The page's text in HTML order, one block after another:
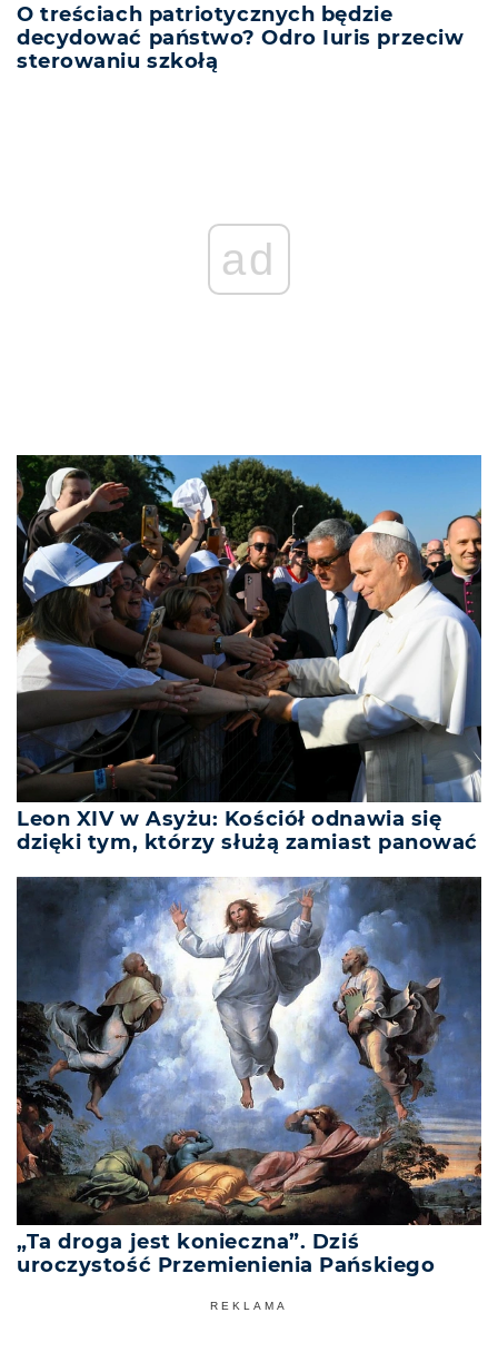
O treściach patriotycznych będzie
decydować państwo? Odro Iuris przeciw
sterowaniu szkołą
ad
Leon XIV w Asyżu: Kościół odnawia się
dzięki tym, którzy służą zamiast panować
„Ta droga jest konieczna”. Dziś
uroczystość Przemienienia Pańskiego
REKLAMA